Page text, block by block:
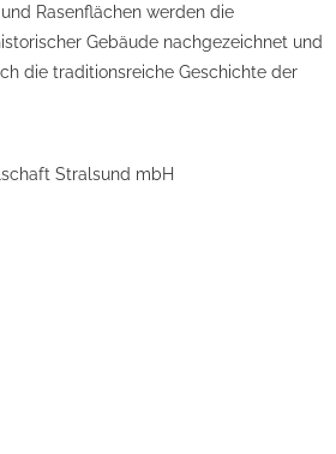
Rasenflächen werden die
Gebäude nachgezeichnet und
die traditionsreiche Geschichte der
Stralsund mbH